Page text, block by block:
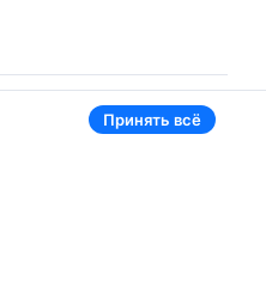
Принять всё